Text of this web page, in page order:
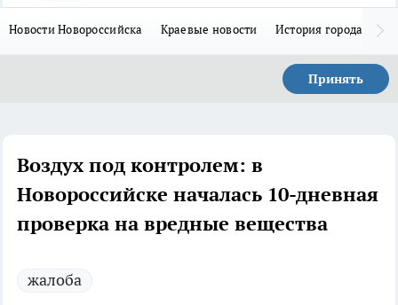
Новости Новороссийска Краевые новости История города Н
Принять
Воздух под контролем: в
Новороссийске началась 10-дневная
проверка на вредные вещества
жалоба